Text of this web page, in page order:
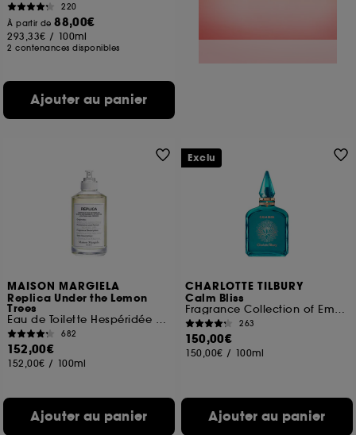
220
À partir de88,00€
293,33€ / 100ml
2 contenances disponibles
Ajouter au panier
MAISON MARGIELA
Replica Under the Lemon
Trees
Eau de Toilette Hespéridée Florale
682
152,00€
152,00€ / 100ml
Ajouter au panier
CHARLOTTE TILBURY
Calm Bliss
Fragrance Collection of Emotions
263
150,00€
150,00€ / 100ml
Ajouter au panier
Exclu